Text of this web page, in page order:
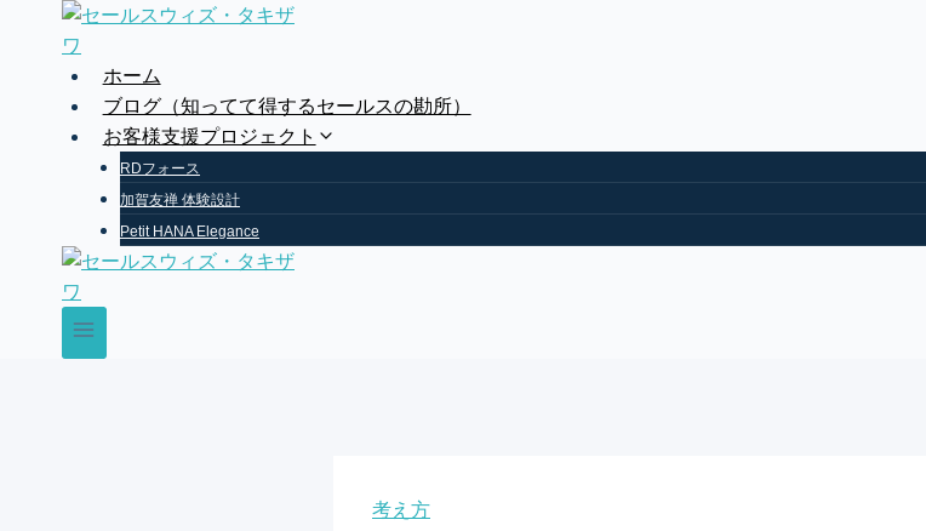
ホーム
ブログ（知ってて得するセールスの勘所）
お客様支援プロジェクト
RDフォース
加賀友禅 体験設計
Petit HANA Elegance
考え方